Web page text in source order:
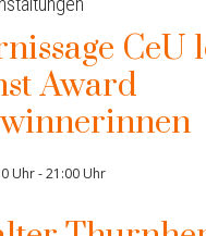
CeU
Award
Uhr-21:00 Uhr